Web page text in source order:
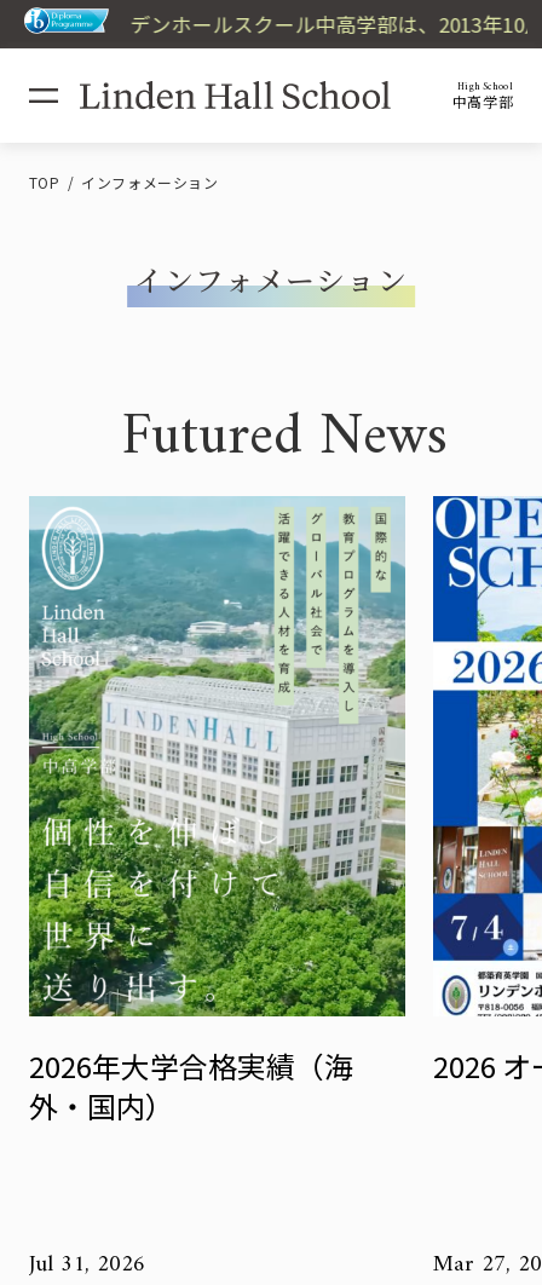
リンデンホールスクール中高学部は、2013年10月4
High School
中高学部
TOP インフォメーション
インフォメーション
Futured News
2026年大学合格実績（海
外・国内）
Jul 31, 2026
2026
Mar 27,